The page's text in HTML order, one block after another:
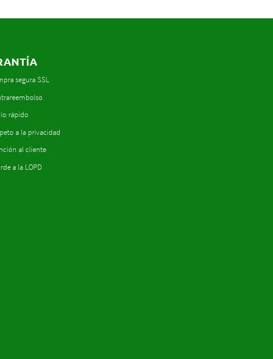
segura SSL
rápido
a la privacidad
al cliente
a la LOPD